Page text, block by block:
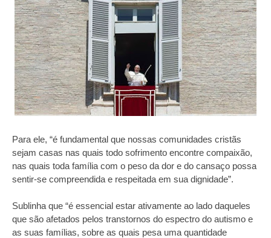
Para ele, “é fundamental que nossas comunidades cristãs
sejam casas nas quais todo sofrimento encontre compaixão,
nas quais toda família com o peso da dor e do cansaço possa
sentir-se compreendida e respeitada em sua dignidade”.
Sublinha que “é essencial estar ativamente ao lado daqueles
que são afetados pelos transtornos do espectro do autismo e
as suas famílias, sobre as quais pesa uma quantidade